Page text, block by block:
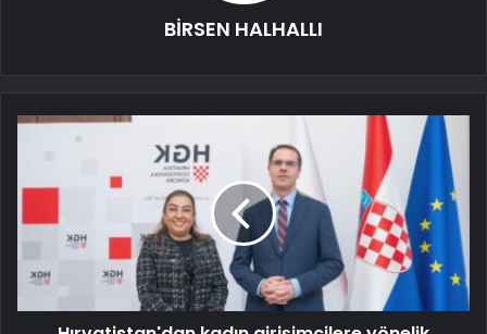
BİRSEN HALHALLI